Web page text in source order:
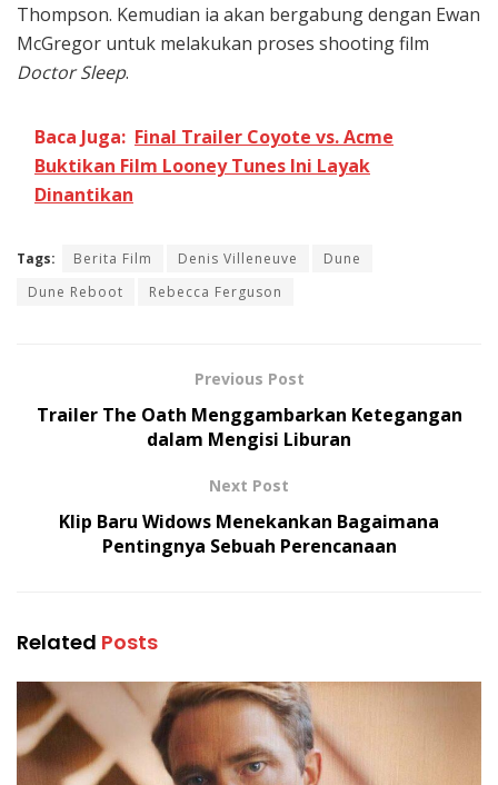
Thompson. Kemudian ia akan bergabung dengan Ewan
McGregor untuk melakukan proses shooting film
Doctor Sleep.
Baca Juga: Final Trailer Coyote vs. Acme
Buktikan Film Looney Tunes Ini Layak
Dinantikan
Tags: Berita Film Denis Villeneuve
Dune
Dune Reboot
Rebecca Ferguson
Previous Post
Trailer The Oath Menggambarkan Ketegangan
dalam Mengisi Liburan
Next Post
Klip Baru Widows Menekankan Bagaimana
Pentingnya Sebuah Perencanaan
Related Posts